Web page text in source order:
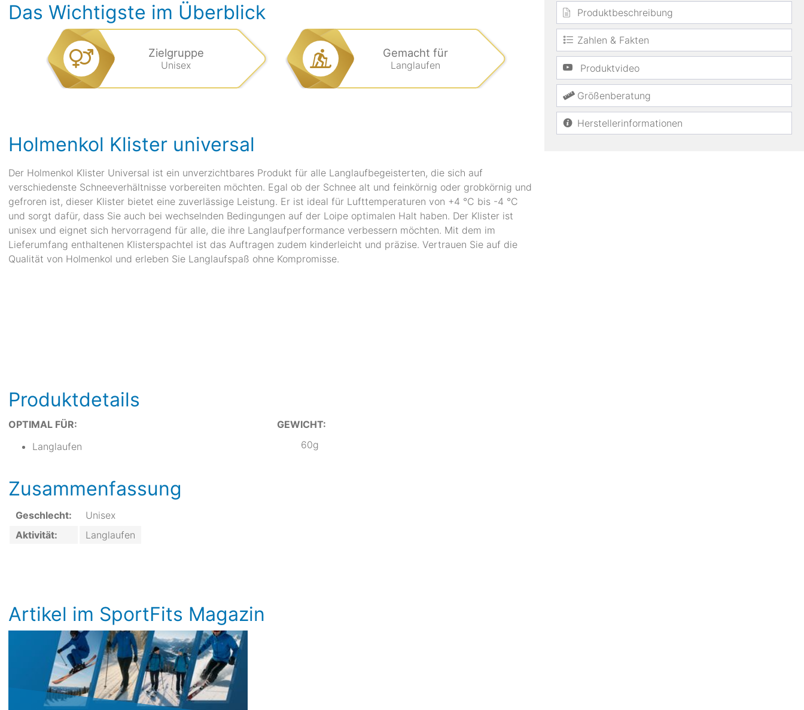
Produktbeschreibung
Zahlen & Fakten
Produktvideo
Größenberatung
Herstellerinformationen
Das Wichtigste im Überblick
Zielgruppe
Unisex
Gemacht für
Langlaufen
Holmenkol Klister universal
Der Holmenkol Klister Universal ist ein unverzichtbares Produkt für alle Langlaufbegeisterten, die sich auf
verschiedenste Schneeverhältnisse vorbereiten möchten. Egal ob der Schnee alt und feinkörnig oder grobkörnig und
gefroren ist, dieser Klister bietet eine zuverlässige Leistung. Er ist ideal für Lufttemperaturen von +4 °C bis -4 °C
und sorgt dafür, dass Sie auch bei wechselnden Bedingungen auf der Loipe optimalen Halt haben. Der Klister ist
unisex und eignet sich hervorragend für alle, die ihre Langlaufperformance verbessern möchten. Mit dem im
Lieferumfang enthaltenen Klisterspachtel ist das Auftragen zudem kinderleicht und präzise. Vertrauen Sie auf die
Qualität von Holmenkol und erleben Sie Langlaufspaß ohne Kompromisse.
Produktdetails
OPTIMAL FÜR:
Langlaufen
GEWICHT:
60g
Zusammenfassung
Geschlecht:
Unisex
Aktivität:
Langlaufen
Artikel im SportFits Magazin